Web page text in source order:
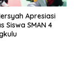
Apresiasi
Siswa SMAN 4